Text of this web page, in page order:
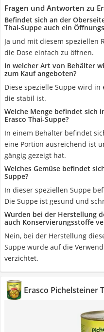
Fragen und Antworten zu
Befindet sich an der
Thai-Suppe auch ein
Ja und mit diesem speziellen
die Dose einfach zu öffnen.
In welcher Art von Behälter
zum Kauf angeboten?
Diese spezielle Suppe wird in
die stabil ist.
Welche Menge befindet sich
Erasco Thai-Suppe?
In einem Behälter befindet
eine Portion ausreichend ist
gängig gezeigt hat.
Welches Gemüse befindet
Suppe?
In dieser speziellen Suppe
Die Suppe ist gesund und
Wurden bei der Herstellung
auch Konservierungsstoffe
Nein, bei der Herstellung
Suppe wurde auf die
verzichtet.
Erasco Pichelsteiner